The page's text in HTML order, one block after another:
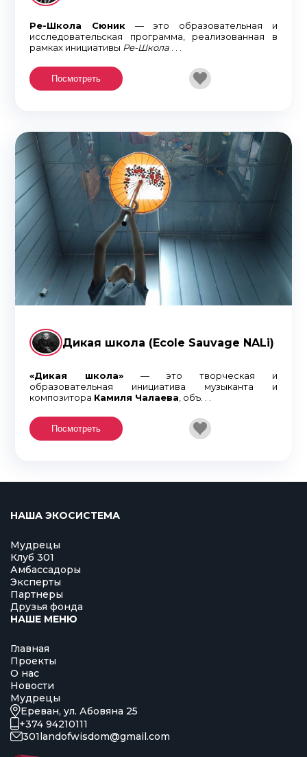
Ре-Школа Сюник — это образовательная и
исследовательская программа, реализованная в
рамках инициативы Ре-Школа
Посмотреть
Дикая школа (Ecole Sauvage NALi)
«Дикая школа»— это творческая и
образовательная инициатива музыканта и
композитора Камиля Чалаева , объ. . .
Посмотреть
НАША ЭКОСИСТЕМА
Мудрецы
Клуб 301
Амбассадоры
Эксперты
Партнеры
Друзья фонда
НАШЕ МЕНЮ
Главная
Проекты
О нас
Новости
Мудрецы
Ереван, ул. Абовяна 25
+374 94210111
301landofwisdom@gmail.com